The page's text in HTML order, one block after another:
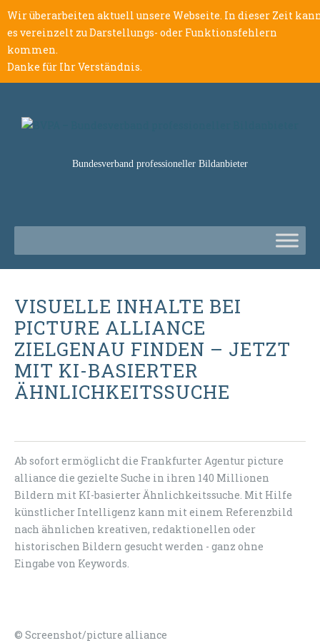
Wir überarbeiten aktuell unsere Webseite. In dieser Zeit
es vereinzelt zu Darstellungs- oder Funktionsfehlern
kommen.
Danke für Ihr Verständnis.
Bundesverband professioneller Bildanbieter
VISUELLE INHALTE BEI
PICTURE ALLIANCE
ZIELGENAU FINDEN – JETZT
MIT KI-BASIERTER
ÄHNLICHKEITSSUCHE
Ab sofort ermöglicht die Frankfurter Agentur picture
alliance die gezielte Suche in ihren 140 Millionen
Bildern mit KI-basierter Ähnlichkeitssuche. Mit Hilfe
künstlicher Intelligenz kann mit einem Referenzbild
nach ähnlichen kreativen, redaktionellen oder
historischen Bildern gesucht werden - ganz ohne
Eingabe von Keywords.
© Screenshot/picture alliance